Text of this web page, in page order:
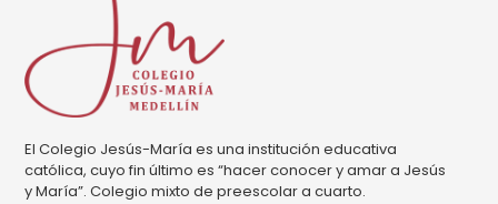
El Colegio Jesús-María es una institución educativa
católica, cuyo fin último es “hacer conocer y amar a Jesús
y María”. Colegio mixto de preescolar a cuarto.